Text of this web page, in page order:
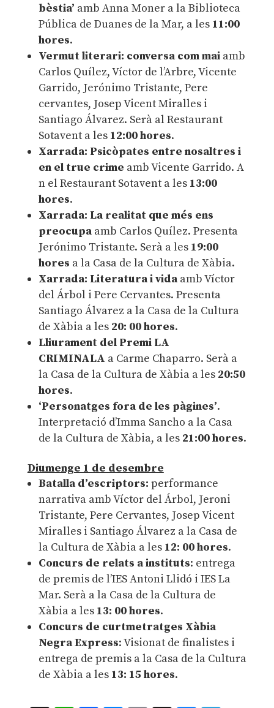
bèstia’ amb Anna Moner a la Biblioteca
Pública de Duanes de la Mar, a les 11:00
hores.
Vermut literari: conversa com maiamb
Carlos Quílez, Víctor de l’Arbre, Vicente
Garrido, Jerónimo Tristante, Pere
cervantes, Josep Vicent Miralles i
Santiago Álvarez. Serà al Restaurant
Sotavent a les 12:00 hores.
Xarrada: Psicòpates entre nosaltres i
en el true crime amb Vicente Garrido. A
n el Restaurant Sotavent a les 13:00
hores.
Xarrada: La realitat que més ens
preocupaamb Carlos Quílez. Presenta
Jerónimo Tristante. Serà a les 19:00
hores a la Casa de la Cultura de Xàbia.
Xarrada: Literatura i vidaamb Víctor
del Árbol i Pere Cervantes. Presenta
Santiago Álvarez a la Casa de la Cultura
de Xàbia a les 20: 00 hores.
Lliurament del Premi LA
CRIMINALA a Carme Chaparro. Serà a
la Casa de la Cultura de Xàbia a les 20:50
hores.
‘Personatges fora de les pàgines’.
Interpretació d’Imma Sancho a la Casa
de la Cultura de Xàbia, a les 21:00 hores.
Diumenge 1 de desembre
Batalla d’escriptors: performance
narrativa amb Víctor del Árbol, Jeroni
Tristante, Pere Cervantes, Josep Vicent
Miralles i Santiago Álvarez a la Casa de
la Cultura de Xàbia a les 12: 00 hores.
Concurs de relats a instituts: entrega
de premis de l’IES Antoni Llidó i IES La
Mar. Serà a la Casa de la Cultura de
Xàbia a les 13: 00 hores.
Concurs de curtmetratges Xàbia
Negra Express: Visionat de finalistes i
entrega de premis a la Casa de la Cultura
de Xàbia a les 13: 15 hores.